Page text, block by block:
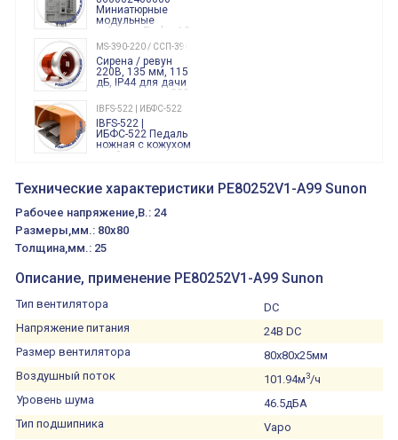
Миниатюрные
модульные
таймеры Finder, 12-
240 Вольт AC/DC
Finder
86.00.0.240.0000
MS-390-220 / ССП-390 220В
Сирена / ревун
220В, 135 мм, 115
дБ, IP44 для дачи
производства 220
Вольт звук ситены
"пожарная
тревога"
IBFS-522 | ИБФС-522
IBFS-522 |
ИБФС-522 Педаль
ножная с кожухом
двойная,
15Ампер 250В
XVR13M05L
Маячок
вращающийся
оранжевый
230VAC 130мм
ВКН8108
ВКН8108
выключатель
алюминиевый
регулируемый
800202300000С
реле времени
функций/режимов
Технические характеристики PE80252V1-A99 Sunon
Рабочее напряжение,В.: 24
Размеры,мм.: 80x80
Толщина,мм.: 25
Описание, применение PE80252V1-A99 Sunon
Тип вентилятора
DC
Напряжение питания
24В DC
Размер вентилятора
80x80x25мм
Воздушный поток
101.94м3/ч
Уровень шума
46.5дБА
Тип подшипника
Vapo